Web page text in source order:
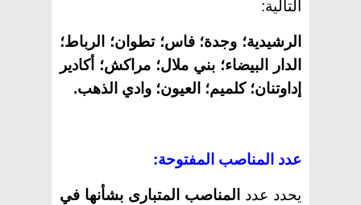
التالية:
الرشيدية؛ وجدة؛ فاس؛ تطوان؛ الرباط؛
الدار البيضاء؛ بني ملال؛ مراكش؛ أكادير
إداوتنان؛ كلميم؛ العيون؛ وادي الذهب.
عدد المناصب المفتوحة:
يحدد عدد
المناصب المتبارى بشأنها في